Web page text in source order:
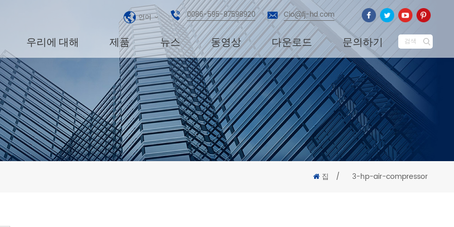
언어 0086-595-87598920 Cio@fj-hd.com
우리에 대해 제품 뉴스 동영상 다운로드 문의하기 검색
집 / 3-hp-air-compressor